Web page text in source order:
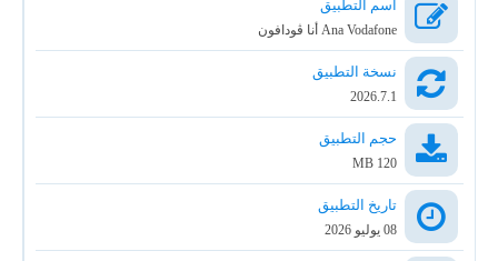
اسم التطبيق
Ana Vodafone أنا ڤودافون
نسخة التطبيق
2026.7.1
حجم التطبيق
120 MB
تاريخ التطبيق
08 يوليو 2026